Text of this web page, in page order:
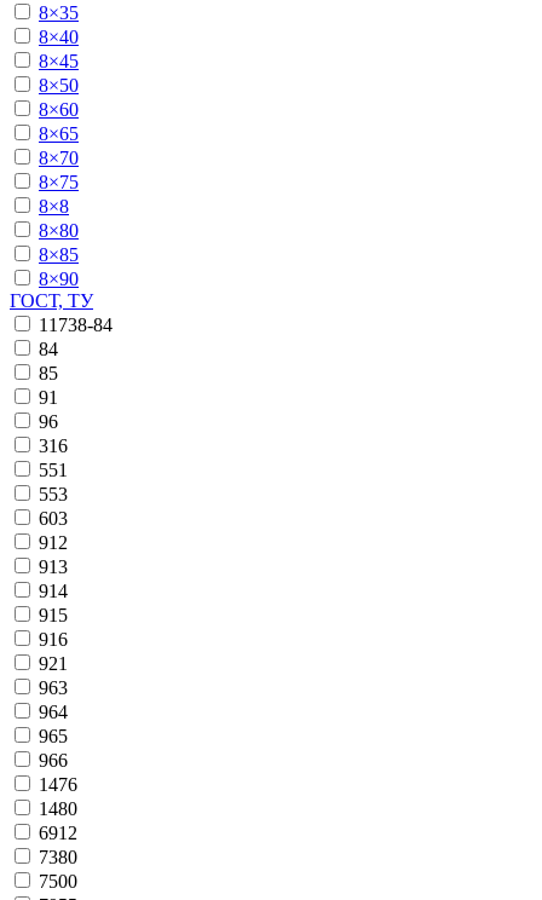
8×35
8×40
8×45
8×50
8×60
8×65
8×70
8×75
8×8
8×80
8×85
8×90
ГОСТ, ТУ
11738-84
84
85
91
96
316
551
553
603
912
913
914
915
916
921
963
964
965
966
1476
1480
6912
7380
7500